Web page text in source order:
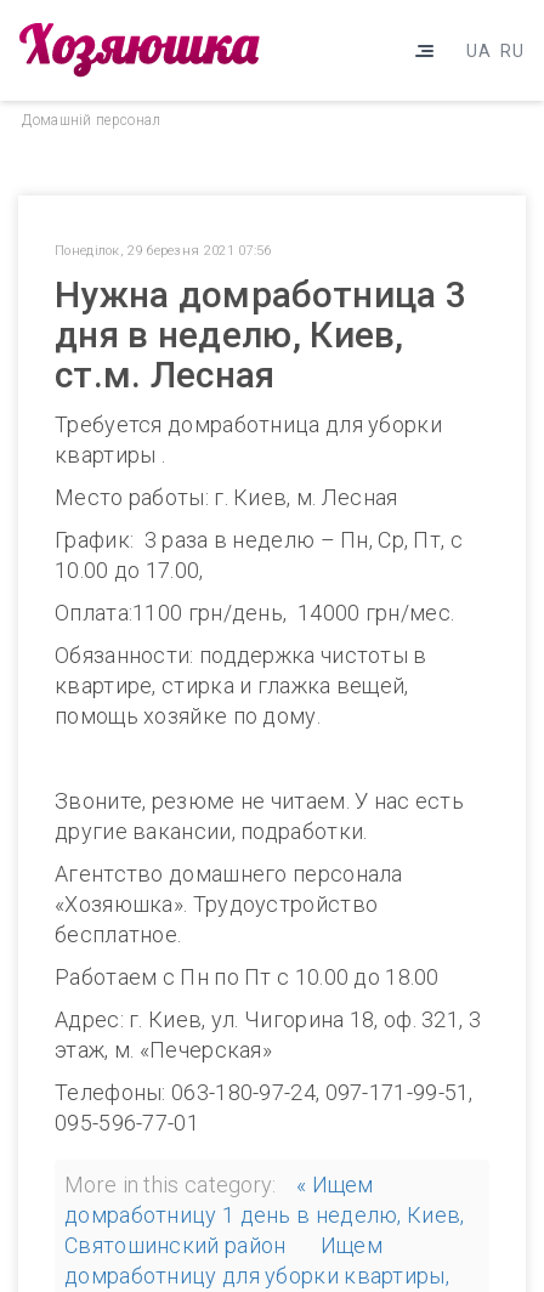
UA RU
Домашнiй персонал
Понеділок, 29 березня 2021 07:56
Нужна домработница 3
дня в неделю, Киев,
ст.м. Лесная
Требуется домработница для уборки
квартиры .
Место работы: г. Киев, м. Лесная
График: 3 раза в неделю – Пн, Ср, Пт, с
10.00 до 17.00,
Оплата:1100 грн/день, 14000 грн/мес.
Обязанности: поддержка чистоты в
квартире, стирка и глажка вещей,
помощь хозяйке по дому.
Звоните, резюме не читаем. У нас есть
другие вакансии, подработки.
Агентство домашнего персонала
«Хозяюшка». Трудоустройство
бесплатное.
Работаем с Пн по Пт с 10.00 до 18.00
Адрес: г. Киев, ул. Чигорина 18, оф. 321, 3
этаж, м. «Печерская»
Телефоны: 063-180-97-24, 097-171-99-51,
095-596-77-01
More in this category:
« Ищем
домработницу 1 день в неделю, Киев,
Святошинский район
Ищем
домработницу для уборки квартиры,